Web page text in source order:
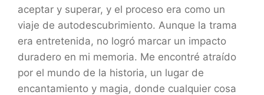
aceptar y superar, y el proceso era como un
viaje de autodescubrimiento. Aunque la trama
era entretenida, no logró marcar un impacto
duradero en mi memoria. Me encontré atraído
por el mundo de la historia, un lugar de
encantamiento y magia, donde cualquier cosa